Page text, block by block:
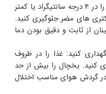
دمای مناسب: دمای یخچال را در 4 درجه سانتیگراد یا کمتر
های مضر جلوگیری کنید.
از ثابت و دقیق بودن دما
کنید: غذا را در ظروف
کنید. یخچال را بیش از حد
در گردش هوای مناسب اختلال